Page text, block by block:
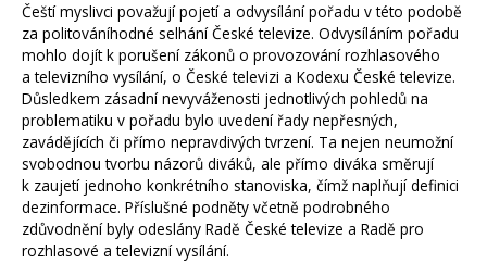
Čeští myslivci považují pojetí a odvysílání pořadu v této podobě
za politováníhodné selhání České televize. Odvysíláním pořadu
mohlo dojít k porušení zákonů o provozování rozhlasového
a televizního vysílání, o České televizi a Kodexu České televize.
Důsledkem zásadní nevyváženosti jednotlivých pohledů na
problematiku v pořadu bylo uvedení řady nepřesných,
zavádějících či přímo nepravdivých tvrzení. Ta nejen neumožní
svobodnou tvorbu názorů diváků, ale přímo diváka směrují
k zaujetí jednoho konkrétního stanoviska, čímž naplňují definici
dezinformace. Příslušné podněty včetně podrobného
zdůvodnění byly odeslány Radě České televize a Radě pro
rozhlasové a televizní vysílání.